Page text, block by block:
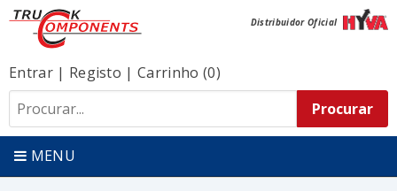
Distribuidor Oficial
Entrar| Registo |Carrinho (0)
MENU